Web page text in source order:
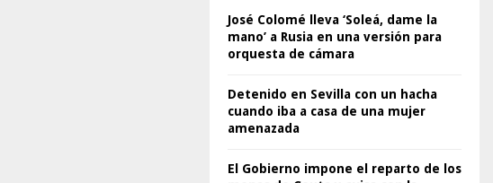
José Colomé lleva ‘Soleá, dame la
mano’ a Rusia en una versión para
orquesta de cámara
Detenido en Sevilla con un hacha
cuando iba a casa de una mujer
amenazada
El Gobierno impone el reparto de los